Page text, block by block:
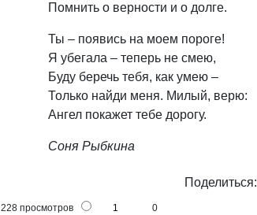
Помнить о верности и о долге.
Ты – появись на моем пороге!
Я убегала – теперь не смею,
Буду беречь тебя, как умею –
Только найди меня. Милый, верю:
Ангел покажет тебе дорогу.
Соня Рыбкина
228 просмотров 1 0
Поделиться: